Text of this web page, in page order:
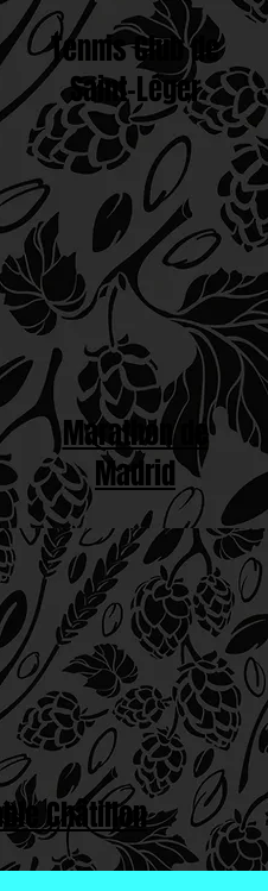
Tennis Club de
Saint-Léger
Marathon de
Madrid
Châtillon